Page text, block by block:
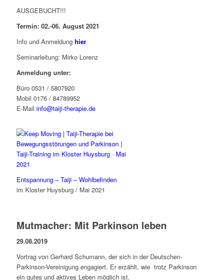
AUSGEBUCHT!!!
Termin: 02.-06. August 2021
Info und Anmeldung hier
Seminarleitung: Mirko Lorenz
Anmeldung unter:
Büro 0531 / 5807920
Mobil 0176 / 84789952
E-Mail info@taiji-therapie.de
Entspannung – Taiji – Wohlbefinden
im Kloster Huysburg / Mai 2021
Mutmacher: Mit Parkinson leben
29.08.2019
Vortrag von Gerhard Schumann, der sich in der Deutschen-
Parkinson-Vereinigung engagiert. Er erzählt, wie trotz Parkinson
ein gutes und aktives Leben möglich ist.